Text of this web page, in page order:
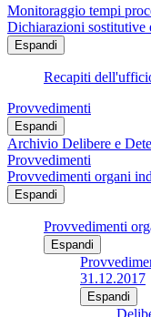
Monitoraggio tempi
Dichiarazioni sostitutive
Espandi
Recapiti
Provvedimenti
Espandi
Archivio Delibere e
Provvedimenti
Provvedimenti organi
Espandi
Provvedimenti
Espandi
31.12.2017
Espandi